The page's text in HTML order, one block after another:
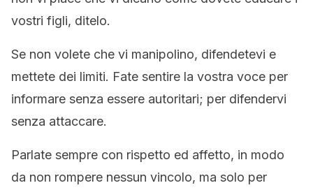
vostri figli, ditelo.
Se non volete che vi manipolino, difendetevi e
mettete dei limiti. Fate sentire la vostra voce per
informare senza essere autoritari; per difendervi
senza attaccare.
Parlate sempre con rispetto ed affetto, in modo
da non rompere nessun vincolo, ma solo per